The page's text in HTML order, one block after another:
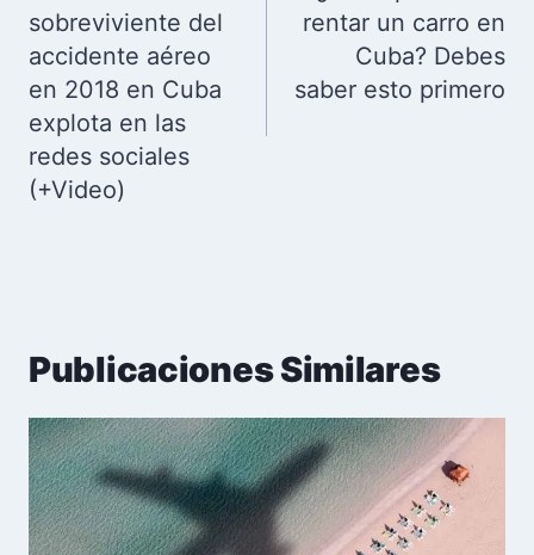
entradas
sobreviviente del
accidente aéreo
en 2018 en Cuba
explota en las
redes sociales
(+Video)
rentar un carro en
Cuba? Debes
saber esto primero
Publicaciones Similares